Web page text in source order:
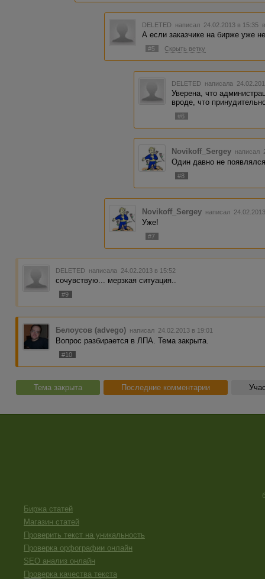
DELETED написал 24.02.2013 в 15:35
А если заказчике на бирже уже
#5 Скрыть ветку
DELETED написала
Уверена, что
вроде, что
#6
Novikoff_Sergey написал
Один давно не
#8
Novikoff_Sergey написал
Уже!
#7
DELETED написала 24.02.2013 в 15:52
сочувствую... мерзкая ситуация..
#9
Белоусов (advego) написал 24.02.2013 в 19:01
Вопрос разбирается в ЛПА. Тема закрыта.
#10
Тема закрыта Последние комментарии
Биржа статей
Магазин статей
Проверить текст на уникальность
Проверка орфографии онлайн
SEO анализ онлайн
Проверка качества текста